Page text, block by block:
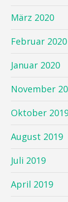
März 2020
Februar 2020
Januar 2020
November
Oktober
August 2019
Juli 2019
April 2019